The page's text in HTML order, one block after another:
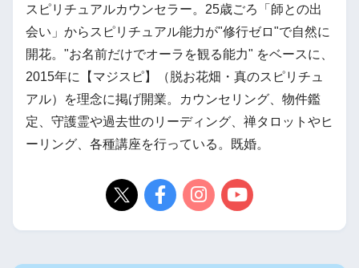
スピリチュアルカウンセラー。25歳ごろ「師との出
会い」からスピリチュアル能力が"修行ゼロ"で自然に
開花。"お名前だけでオーラを観る能力" をベースに、
2015年に【マジスピ】（脱お花畑・真のスピリチュ
アル）を理念に掲げ開業。カウンセリング、物件鑑
定、守護霊や過去世のリーディング、禅タロットやヒ
ーリング、各種講座を行っている。既婚。